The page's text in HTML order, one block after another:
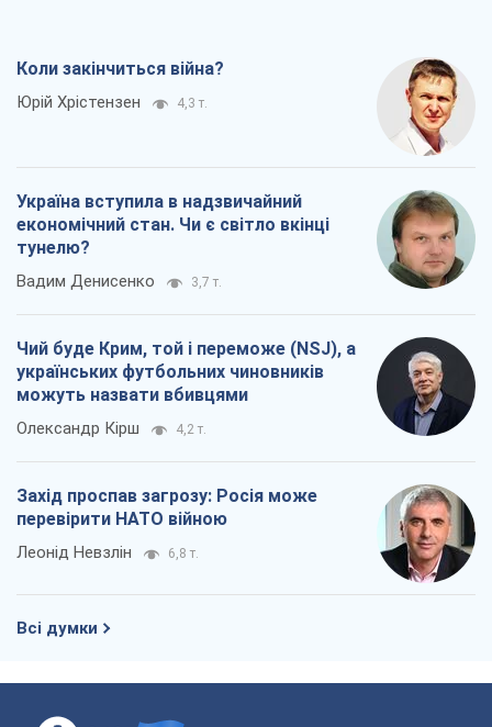
Коли закінчиться війна?
Юрій Хрістензен 4,3 т.
Україна вступила в надзвичайний
економічний стан. Чи є світло вкінці
тунелю?
Вадим Денисенко 3,7 т.
Чий буде Крим, той і переможе (NSJ), а
українських футбольних чиновників
можуть назвати вбивцями
Олександр Кірш 4,2 т.
Захід проспав загрозу: Росія може
перевірити НАТО війною
Леонід Невзлін 6,8 т.
Всі думки